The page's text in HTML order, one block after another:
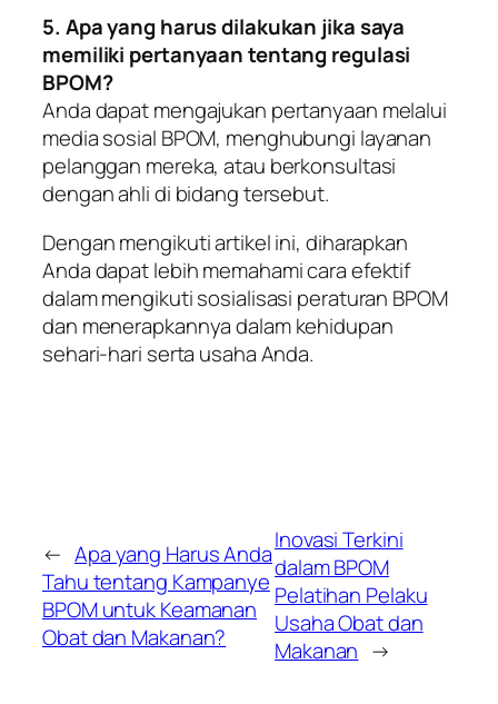
5. Apa yang harus dilakukan jika saya
memiliki pertanyaan tentang regulasi
BPOM?
Anda dapat mengajukan pertanyaan melalui
media sosial BPOM, menghubungi layanan
pelanggan mereka, atau berkonsultasi
dengan ahli di bidang tersebut.
Dengan mengikuti artikel ini, diharapkan
Anda dapat lebih memahami cara efektif
dalam mengikuti sosialisasi peraturan BPOM
dan menerapkannya dalam kehidupan
sehari-hari serta usaha Anda.
← Apa yang Harus Anda
Tahu tentang Kampanye
BPOM untuk Keamanan
Obat dan Makanan?
Inovasi Terkini
dalam BPOM
Pelatihan Pelaku
Usaha Obat dan
Makanan →